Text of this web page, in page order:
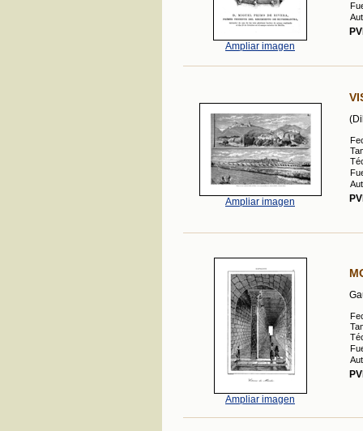
Ampliar imagen
Ampliar imagen
Ampliar imagen